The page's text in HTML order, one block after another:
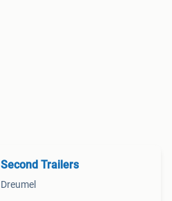
Second Trailers
Dreumel